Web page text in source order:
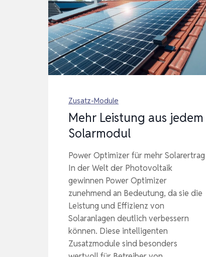
Zusatz-Module
Mehr Leistung aus jedem
Solarmodul
Power Optimizer für mehr Solarertrag
In der Welt der Photovoltaik
gewinnen Power Optimizer
zunehmend an Bedeutung, da sie die
Leistung und Effizienz von
Solaranlagen deutlich verbessern
können. Diese intelligenten
Zusatzmodule sind besonders